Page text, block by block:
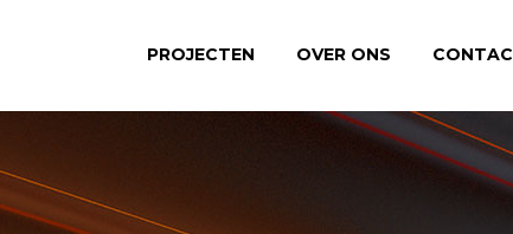
PROJECTEN OVER ONS